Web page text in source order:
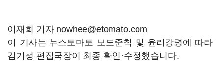
이재희 기자 nowhee@etomato.com
이 기사는 뉴스토마토 보도준칙 및 윤리강령에 따라
김기성 편집국장이 최종 확인·수정했습니다.